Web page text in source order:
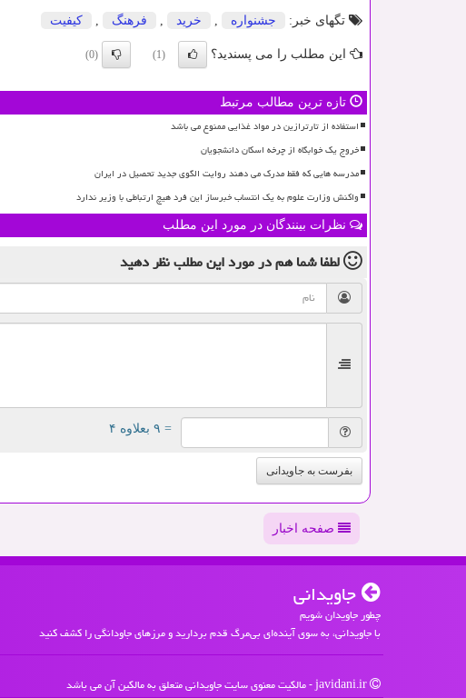
تگهای خبر:
جشنواره خرید فرهنگ كیفیت
این مطلب را می پسندید؟ (1)
(0)
تازه ترین مطالب مرتبط
استفاده از تارترازین در مواد غذایی ممنوع می باشد
خروج یک خوابگاه از چرخه اسکان دانشجویان
مدرسه هایی که فقط مدرک می دهند روایت الگوی جدید تحصیل در ایران
واکنش وزارت علوم به یک انتساب خبرساز این فرد هیچ ارتباطی با وزیر ندارد
نظرات بینندگان در مورد این مطلب
لطفا شما همدر مورد این مطلبنظر دهید
= ۹ بعلاوه ۴
بفرست به جاویدانی
صفحه اخبار
جاویدانی
چطور جاویدان شویم
با جاویدانی، به سوی آینده‌ای بی‌مرگ قدم بردارید و مرزهای جاودانگی را کشف کنید